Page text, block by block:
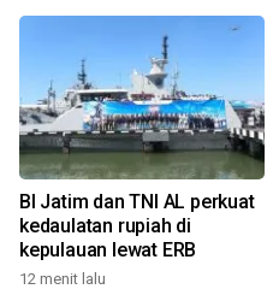
BI Jatim dan TNI AL perkuat
kedaulatan rupiah di
kepulauan lewat ERB
12 menit lalu